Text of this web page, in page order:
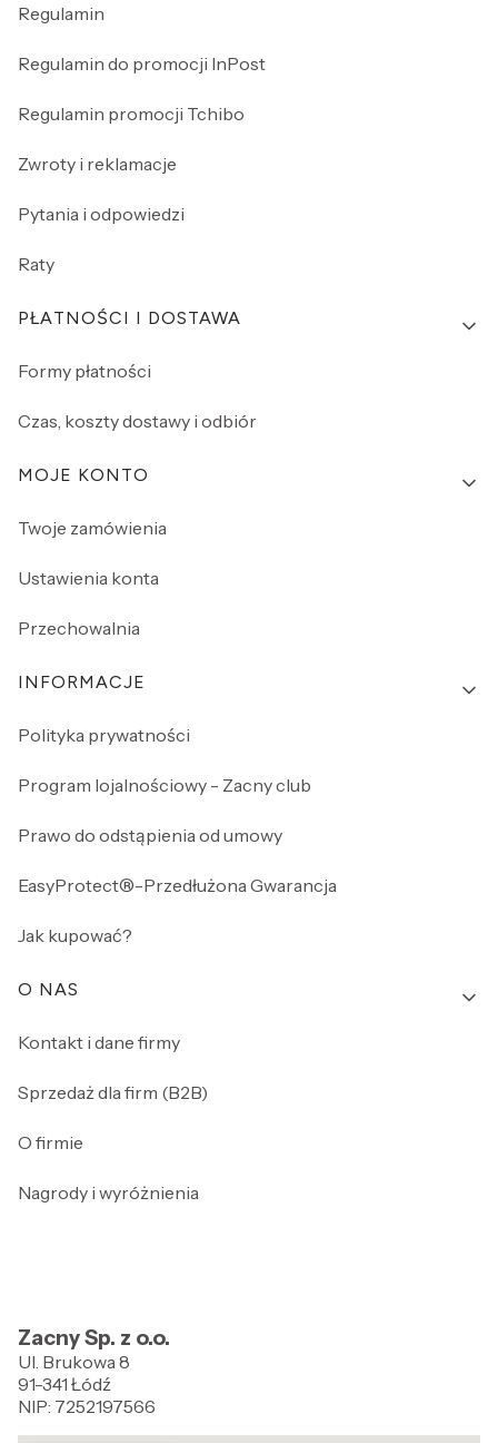
Regulamin
Regulamin do promocji InPost
Regulamin promocji Tchibo
Zwroty i reklamacje
Pytania i odpowiedzi
Raty
PŁATNOŚCI I DOSTAWA
Formy płatności
Czas, koszty dostawy i odbiór
MOJE KONTO
Twoje zamówienia
Ustawienia konta
Przechowalnia
INFORMACJE
Polityka prywatności
Program lojalnościowy - Zacny club
Prawo do odstąpienia od umowy
EasyProtect®-Przedłużona Gwarancja
Jak kupować?
O NAS
Kontakt i dane firmy
Sprzedaż dla firm (B2B)
O firmie
Nagrody i wyróżnienia
Zacny Sp. z o.o.
Ul. Brukowa 8
91-341 Łódź
NIP: 7252197566